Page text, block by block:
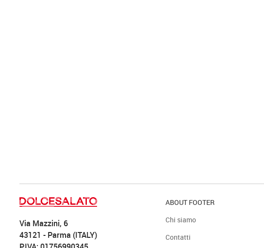
Via Mazzini, 6
43121 - Parma (ITALY)
ABOUT FOOTER
Chi siamo
Contatti